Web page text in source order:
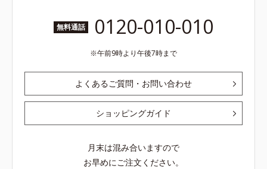
無料通話 0120-010-010
午前9時より午後7時まで
よくあるご質問・お問い合わせ
ショッピングガイド
月末は混み合いますので
お早めにご注文ください。